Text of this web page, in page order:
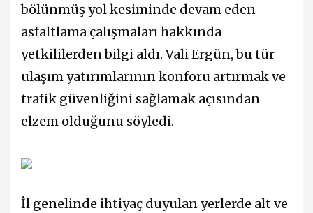
bölünmüş yol kesiminde devam eden
asfaltlama çalışmaları hakkında
yetkililerden bilgi aldı. Vali Ergün, bu tür
ulaşım yatırımlarının konforu artırmak ve
trafik güvenliğini sağlamak açısından
elzem olduğunu söyledi.
İl genelinde ihtiyaç duyulan yerlerde alt ve